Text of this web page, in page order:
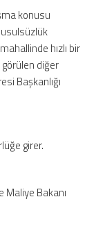
konusu
hızlı bir
görülen diğer
Başkanlığı
girer.
Maliye Bakanı